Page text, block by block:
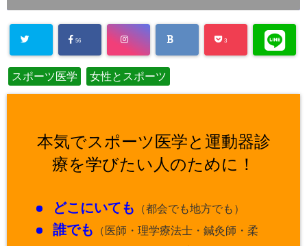
56 3
スポーツ医学 女性とスポーツ
本気でスポーツ医学と運動器診
療を学びたい人のために！
どこにいても （都会でも地方でも）
誰でも （医師・理学療法士・鍼灸師・柔